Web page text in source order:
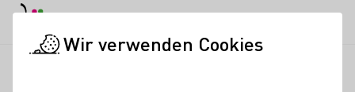
Wir verwenden Cookies